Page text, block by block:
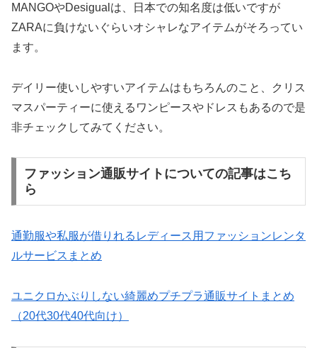
MANGOやDesigualは、日本での知名度は低いですが
ZARAに負けないぐらいオシャレなアイテムがそろってい
ます。
デイリー使いしやすいアイテムはもちろんのこと、クリス
マスパーティーに使えるワンピースやドレスもあるので是
非チェックしてみてください。
ファッション通販サイトについての記事はこち
ら
通勤服や私服が借りれるレディース用ファッションレンタ
ルサービスまとめ
ユニクロかぶりしない綺麗めプチプラ通販サイトまとめ
（20代30代40代向け）